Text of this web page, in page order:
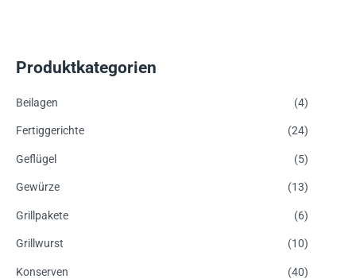
Produktkategorien
Beilagen (4)
Fertiggerichte (24)
Geflügel (5)
Gewürze (13)
Grillpakete (6)
Grillwurst (10)
Konserven (40)